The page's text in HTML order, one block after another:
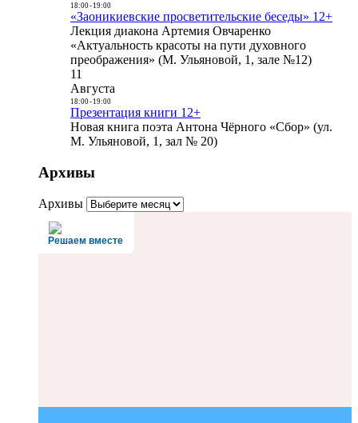
18:00- 19:00
«Заоникиевские просветительские беседы» 12+
Лекция диакона Артемия Овчаренко
«Актуальность красоты на пути духовного
преображения» (М. Ульяновой, 1, зале №12)
11
Августа
18:00- 19:00
Презентация книги 12+
Новая книга поэта Антона Чёрного «Сбор» (ул.
М. Ульяновой, 1, зал № 20)
Архивы
Архивы
Решаем вместе